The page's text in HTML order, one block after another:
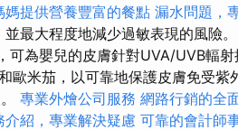
媽提供營養豐富的餐點 漏水問題，
最大程度地減少過敏表現的風險。
可為嬰兒的皮膚針對UVA/UVB輻射
歐米茄，以可靠地保護皮膚免受紫
專業外燴公司服務 網路行銷的全
紹，專業解決疑慮 可靠的會計師